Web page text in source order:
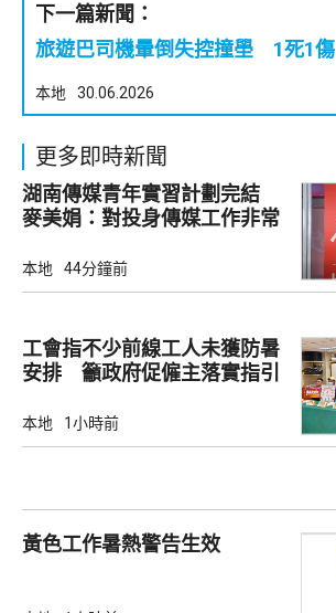
下一篇新聞：
旅遊巴司機暈倒失控撞壆 1死1傷
本地 30.06.2026
更多即時新聞
湖南傳媒青年實習計劃完結
麥美娟：對投身傳媒工作非常
本地 44分鐘前
工會指不少前線工人未獲防暑
安排 籲政府促僱主落實指引
本地 1小時前
黃色工作暑熱警告生效